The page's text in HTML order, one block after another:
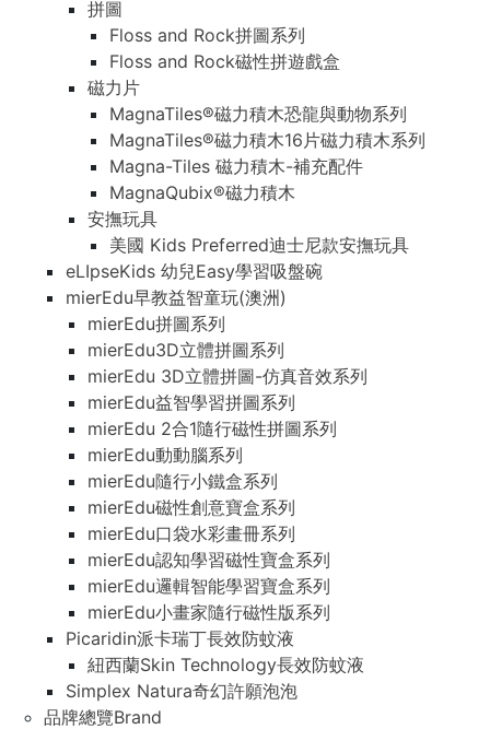
拼圖
Floss and Rock拼圖系列
Floss and Rock磁性拼遊戲盒
磁力片
MagnaTiles®磁力積木恐龍與動物系列
MagnaTiles®磁力積木16片磁力積木系列
Magna-Tiles 磁力積木-補充配件
MagnaQubix®磁力積木
安撫玩具
美國 Kids Preferred迪士尼款安撫玩具
eLIpseKids 幼兒Easy學習吸盤碗
mierEdu早教益智童玩(澳洲)
mierEdu拼圖系列
mierEdu3D立體拼圖系列
mierEdu 3D立體拼圖-仿真音效系列
mierEdu益智學習拼圖系列
mierEdu 2合1隨行磁性拼圖系列
mierEdu動動腦系列
mierEdu隨行小鐵盒系列
mierEdu磁性創意寶盒系列
mierEdu口袋水彩畫冊系列
mierEdu認知學習磁性寶盒系列
mierEdu邏輯智能學習寶盒系列
mierEdu小畫家隨行磁性版系列
Picaridin派卡瑞丁長效防蚊液
紐西蘭Skin Technology長效防蚊液
Simplex Natura奇幻許願泡泡
品牌總覽Brand